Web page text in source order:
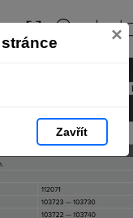
×
Zavřít